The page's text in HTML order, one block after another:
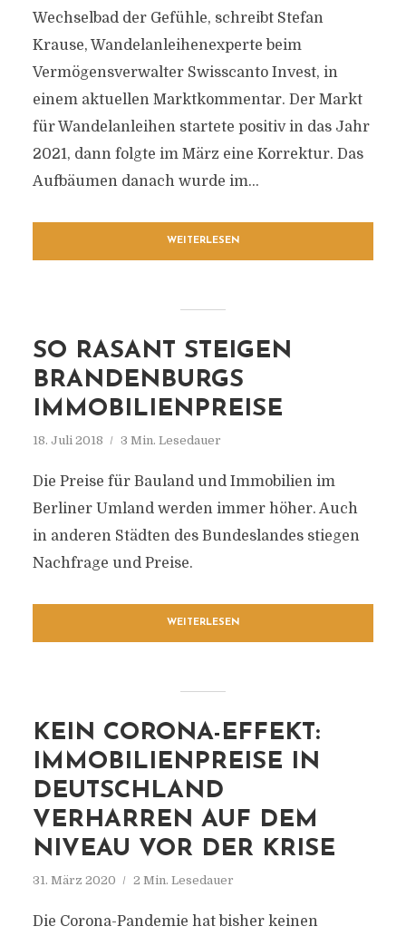
Wechselbad der Gefühle, schreibt Stefan
Krause, Wandelanleihenexperte beim
Vermögensverwalter Swisscanto Invest, in
einem aktuellen Marktkommentar. Der Markt
für Wandelanleihen startete positiv in das Jahr
2021, dann folgte im März eine Korrektur. Das
Aufbäumen danach wurde im...
WEITERLESEN
SO RASANT STEIGEN
BRANDENBURGS
IMMOBILIENPREISE
18. Juli 2018 3 Min. Lesedauer
Die Preise für Bauland und Immobilien im
Berliner Umland werden immer höher. Auch
in anderen Städten des Bundeslandes stiegen
Nachfrage und Preise.
WEITERLESEN
KEIN CORONA-EFFEKT:
IMMOBILIENPREISE IN
DEUTSCHLAND
VERHARREN AUF DEM
NIVEAU VOR DER KRISE
31. März 2020 2 Min. Lesedauer
Die Corona-Pandemie hat bisher keinen